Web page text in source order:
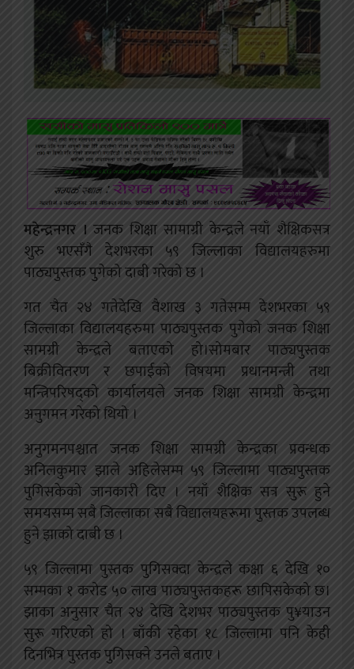
महेन्द्रनगर । जनक शिक्षा सामाग्री केन्द्रले नयाँ शैक्षिकसत्र
शुरु भएसँगै देशभरका ५९ जिल्लाका विद्यालयहरुमा
पाठ्यपुस्तक पुगेको दाबी गरेको छ ।
गत चैत २४ गतेदेखि वैशाख ३ गतेसम्म देशभरका ५९
जिल्लाका विद्यालयहरुमा पाठ्यपुस्तक पुगेको जनक शिक्षा
सामग्री केन्द्रले बताएको हो।सोमबार पाठ्यपुस्तक
बिक्रीवितरण र छपाईको विषयमा प्रधानमन्त्री तथा
मन्त्रिपरिषद्को कार्यालयले जनक शिक्षा सामग्री केन्द्रमा
अनुगमन गरेको थियो ।
अनुगमनपश्चात जनक शिक्षा सामग्री केन्द्रका प्रवन्धक
अनिलकुमार झाले अहिलेसम्म ५९ जिल्लामा पाठ्यपुस्तक
पुगिसकेको जानकारी दिए । नयाँ शैक्षिक सत्र सुरू हुने
समयसम्म सबै जिल्लाका सबै विद्यालयहरूमा पुस्तक उपलब्ध
हुने झाको दाबी छ ।
५९ जिल्लामा पुस्तक पुगिसक्दा केन्द्रले कक्षा ६ देखि १०
सम्मका १ करोड ५० लाख पाठ्यपुस्तकहरू छापिसकेको छ।
झाका अनुसार चैत २४ देखि देशभर पाठ्यपुस्तक पु¥याउन
सुरू गरिएको हो । बाँकी रहेका १८ जिल्लामा पनि केही
दिनभित्र पुस्तक पुगिसक्ने उनले बताए ।